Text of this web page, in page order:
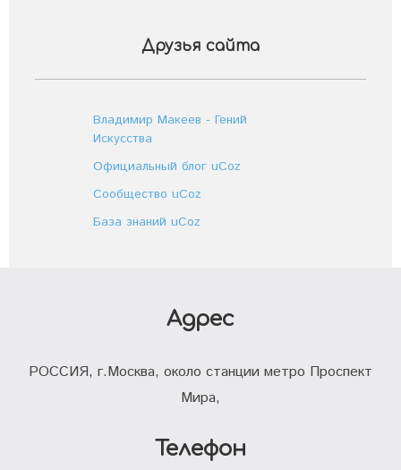
Друзья сайта
Владимир Макеев - Гений
Искусства
Официальный блог uCoz
Сообщество uCoz
База знаний uCoz
Адрес
РОССИЯ, г.Москва, около станции метро Проспект
Мира,
Телефон